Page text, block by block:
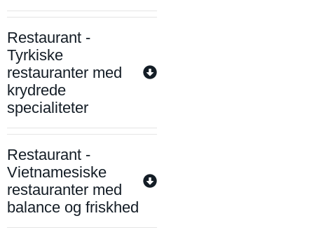
Restaurant -
Tyrkiske
restauranter med
krydrede
specialiteter
Restaurant -
Vietnamesiske
restauranter med
balance og friskhed